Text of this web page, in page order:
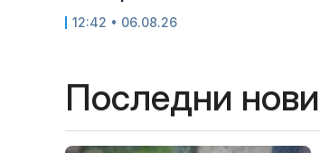
12:42 • 06.08.26
Последни